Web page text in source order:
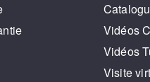
Vidéos
Vidéos
Visite